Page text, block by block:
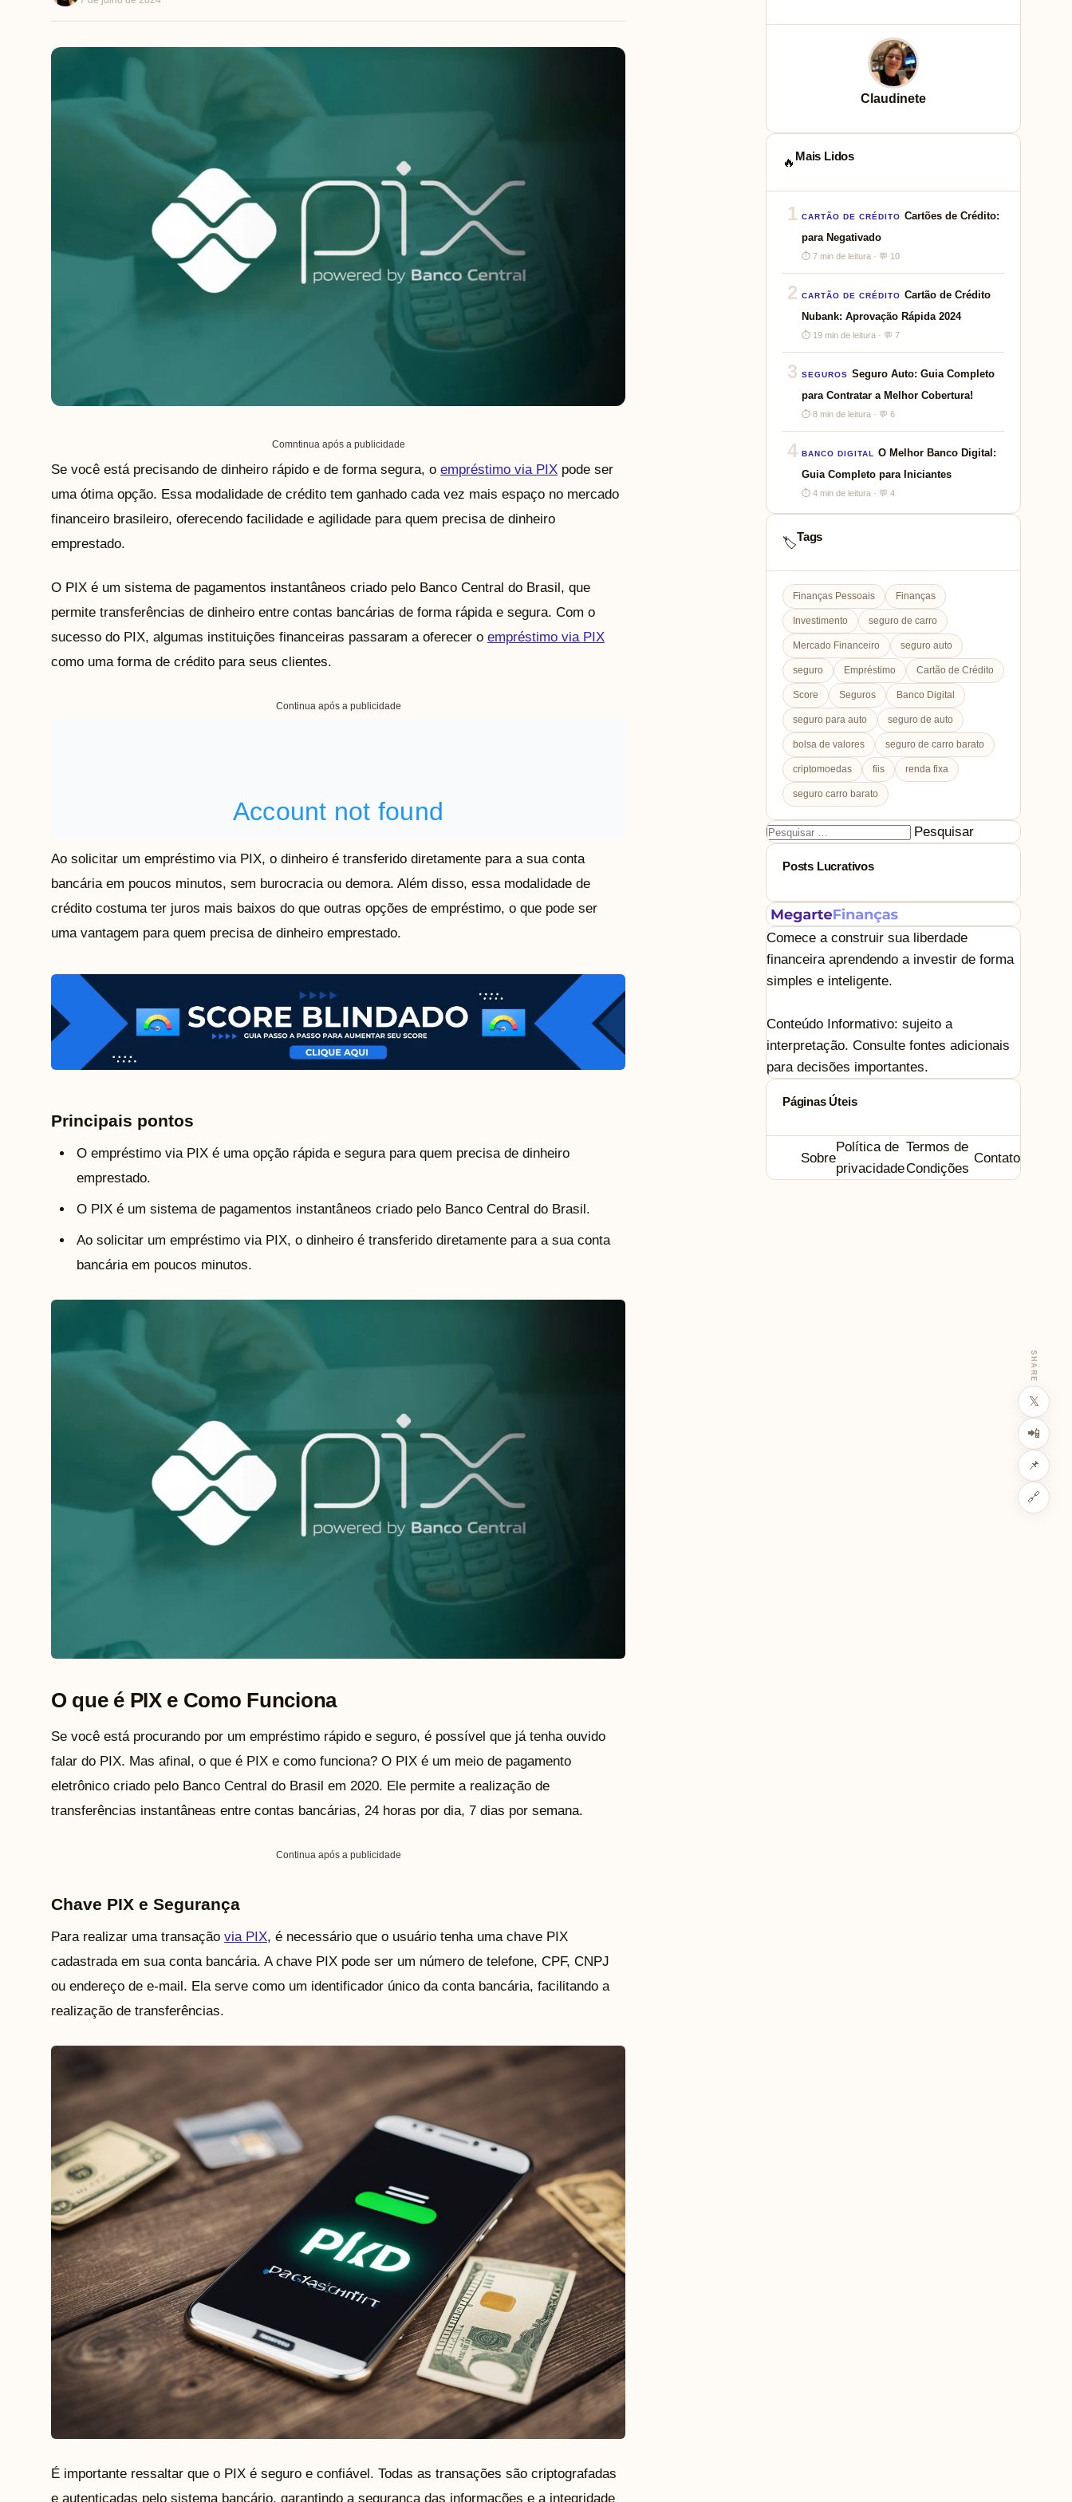
SHARE
𝕏
📲
📌
🔗
Comntinua após a publicidade
Se você está precisando de dinheiro rápido e de forma segura, o empréstimo via PIX pode ser
uma ótima opção. Essa modalidade de crédito tem ganhado cada vez mais espaço no mercado
financeiro brasileiro, oferecendo facilidade e agilidade para quem precisa de dinheiro
emprestado.
O PIX é um sistema de pagamentos instantâneos criado pelo Banco Central do Brasil, que
permite transferências de dinheiro entre contas bancárias de forma rápida e segura. Com o
sucesso do PIX, algumas instituições financeiras passaram a oferecer o empréstimo via PIX
como uma forma de crédito para seus clientes.
Continua após a publicidade
Ao solicitar um empréstimo via PIX, o dinheiro é transferido diretamente para a sua conta
bancária em poucos minutos, sem burocracia ou demora. Além disso, essa modalidade de
crédito costuma ter juros mais baixos do que outras opções de empréstimo, o que pode ser
uma vantagem para quem precisa de dinheiro emprestado.
Principais pontos
O empréstimo via PIX é uma opção rápida e segura para quem precisa de dinheiro
emprestado.
O PIX é um sistema de pagamentos instantâneos criado pelo Banco Central do Brasil.
Ao solicitar um empréstimo via PIX, o dinheiro é transferido diretamente para a sua conta
bancária em poucos minutos.
O que é PIX e Como Funciona
Se você está procurando por um empréstimo rápido e seguro, é possível que já tenha ouvido
falar do PIX. Mas afinal, o que é PIX e como funciona? O PIX é um meio de pagamento
eletrônico criado pelo Banco Central do Brasil em 2020. Ele permite a realização de
transferências instantâneas entre contas bancárias, 24 horas por dia, 7 dias por semana.
Continua após a publicidade
Chave PIX e Segurança
Para realizar uma transação via PIX, é necessário que o usuário tenha uma chave PIX
cadastrada em sua conta bancária. A chave PIX pode ser um número de telefone, CPF, CNPJ
ou endereço de e-mail. Ela serve como um identificador único da conta bancária, facilitando a
realização de transferências.
É importante ressaltar que o PIX é seguro e confiável. Todas as transações são criptografadas
e autenticadas pelo sistema bancário, garantindo a segurança das informações e a integridade
Claudinete
🔥 Mais Lidos
1 CARTÃO DE CRÉDITO Cartões de Crédito:
para Negativado
⏱ 7 min de leitura · 💬 10
2 CARTÃO DE CRÉDITO Cartão de Crédito
Nubank: Aprovação Rápida 2024
⏱ 19 min de leitura · 💬 7
3 SEGUROS Seguro Auto: Guia Completo
para Contratar a Melhor Cobertura!
⏱ 8 min de leitura · 💬 6
4 BANCO DIGITAL
O Melhor Banco Digital:
Guia Completo para Iniciantes
⏱ 4 min de leitura · 💬 4
🏷️Tags
Finanças Pessoais Finanças
Investimento seguro de carro
Mercado Financeiro seguro auto
seguro Empréstimo Cartão de Crédito
Score Seguros Banco Digital
seguro para auto seguro de auto
bolsa de valores seguro de carro barato
criptomoedas fiis renda fixa
seguro carro barato
Pesquisar
por:
Posts Lucrativos
Comece a construir sua liberdade
financeira aprendendo a investir de forma
simples e inteligente.
Conteúdo Informativo: sujeito a
interpretação. Consulte fontes adicionais
para decisões importantes.
Páginas Úteis
Sobre
Política de
privacidade
Termos de
Condições
Contato